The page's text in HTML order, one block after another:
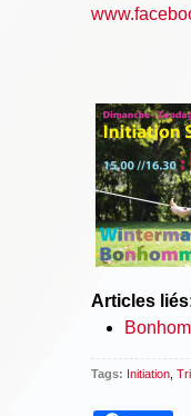
Articles
Tags: Initiation